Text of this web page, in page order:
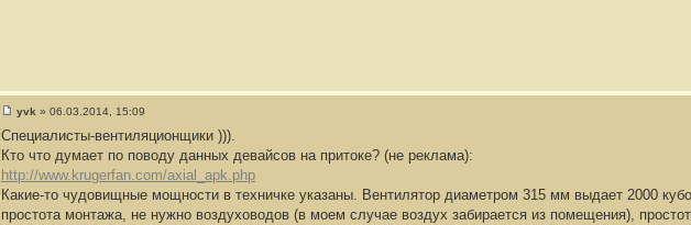
С
о
б
щ
е
н
и
yvk » 06.03.2014, 15:09
Специалисты-вентиляционщики ))).
Кто что думает по поводу данных девайсов на притоке? (не реклама):
http://www.krugerfan.com/axial_apk.php
Какие-то чудовищные мощности в техничке указаны. Вентилятор диаметром 315 мм выдает 2000
простота монтажа, не нужно воздуховодов (в моем случае воздух забирается из помещения),